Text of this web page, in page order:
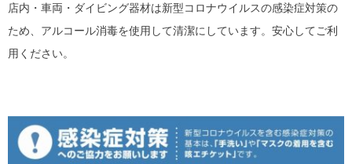
店内・車両・ダイビング器材は新型コロナウイルスの感染症対策の
ため、アルコール消毒を使用して清潔にしています。安心してご利
用ください。